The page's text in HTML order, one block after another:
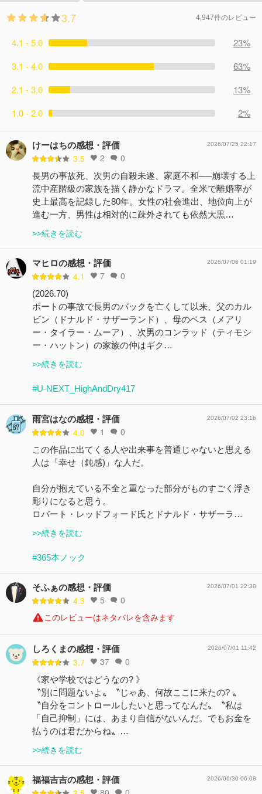
3.7 4,947件のレビュー
4.1 - 5.0
23%
3.1 - 4.0
63%
2.1 - 3.0
13%
1.0 - 2.0
2%
けーはちの感想・評価
3.5 2 0
2026/07/25 22:17
長男の事故死、次男の自殺未遂、家庭不和──崩壊する上
流中産階級の家族を描く静かなドラマ。全米で離婚率が
史上最高を記録した80年。女性の社会進出、地位向上が
進む一方、男性は相対的に疎外されても依然大黒…
>>続きを読む
マヒロの感想・評価
4.1 7 0
2026/07/06 01:19
(2026.70)
ボートの事故で長男のバックを亡くして以来、父のカル
ビン（ドナルド・サザーランド）、母のベス（メアリ
ー・タイラー・ムーア）、次男のコンラッド（ティモシ
ー・ハットン）の家族の仲はギク…
>>続きを読む
#U-NEXT_HighAndDry417
雨宮はなの感想・評価
4.0 1 0
2026/07/02 23:16
この作品に出てくる人や出来事を普通じゃないと思える
人は「幸せ（鈍感)」な人だ。
自分が抱えている不全と重なった部分がものすごく浮き
彫りになると思う。
ロバート・レッドフォード氏とドナルド・サザーラ…
>>続きを読む
#365本ノック
そふぁの感想・評価
4.3 5 0
2026/07/01 22:38
このレビューはネタバレを含みます
しろくまの感想・評価
3.7 37 0
2026/07/01 11:42
《家や学校ではどうなの? 》
〝別に問題ないよ〟〝じゃあ、何故ここに来たの? 〟
〝自分をコントロールしたいと思ってなんだ〟〝私は
「自己抑制」には、あまり自信がないんだ。でもお金を
払うのは君だからね〟…
>>続きを読む
福福吉吉の感想・評価 2026/06/30 06:08